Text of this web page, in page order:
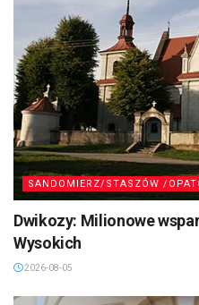
SANDOMIERZ/STASZÓW /
Dwikozy: Milionowe
Wysokich
2026-08-05